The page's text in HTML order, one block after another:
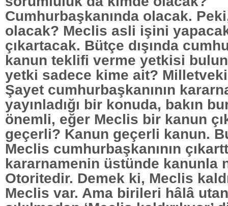
Cumhurbaşkanında olacak.
olacak? Meclis asli işini
çıkartacak. Bütçe dışında
kanun teklifi verme yetkisi
yetki sadece kime ait?
Şayet cumhurbaşkanının
yayınladığı bir konuda, bakın
önemli, eğer Meclis bir kanun
geçerli? Kanun geçerli kanun.
Meclis cumhurbaşkanının
kararnamenin üstünde kanunla
Otoritedir. Demek ki, Meclis
Meclis var. Ama birileri hâlâ